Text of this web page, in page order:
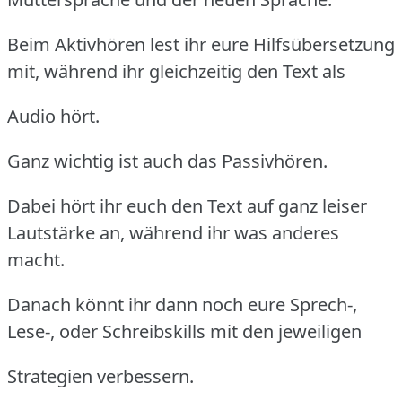
Beim Aktivhören lest ihr eure Hilfsübersetzung
mit, während ihr gleichzeitig den Text als
Audio hört.
Ganz wichtig ist auch das Passivhören.
Dabei hört ihr euch den Text auf ganz leiser
Lautstärke an, während ihr was anderes
macht.
Danach könnt ihr dann noch eure Sprech-,
Lese-, oder Schreibskills mit den jeweiligen
Strategien verbessern.